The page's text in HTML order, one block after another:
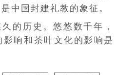
是中国封建礼教的象征。
的历史。悠悠数千年，
影响和 茶叶文化 的影响是